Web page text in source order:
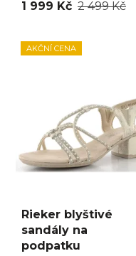
1 999 Kč 2 499 Kč
AKČNÍ CENA
Rieker blyštivé
sandály na
podpatku